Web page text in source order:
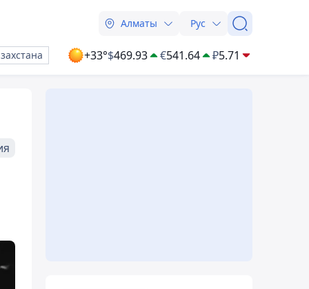
Алматы Рус
+33°$469.93 €541.64 ₽5.71